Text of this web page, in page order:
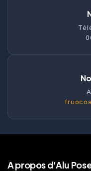
A propos d'Alu